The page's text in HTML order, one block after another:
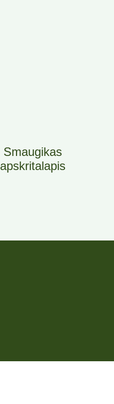
Smaugikas
apskritalapis